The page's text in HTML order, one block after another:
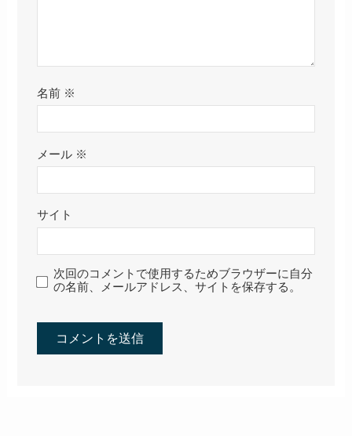
名前 ※
メール ※
サイト
次回のコメントで使用するためブラウザーに自分
の名前、メールアドレス、サイトを保存する。